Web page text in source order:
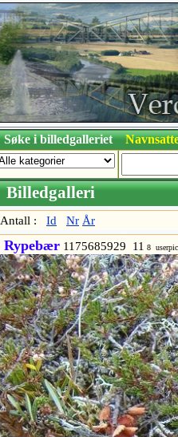
Søke i billedgalleriet
Billedgalleri
Antall : Id Nr År
Rypebær 1175685929 11 8